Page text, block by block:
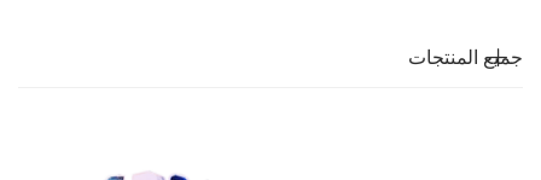
جميع المنتجات